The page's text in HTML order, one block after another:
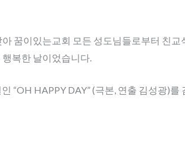
꿈이있는교회 모든 성도님들로부터 친교
복한 날이었습니다.
“OH HAPPY DAY” (극본, 연출 김성광)를